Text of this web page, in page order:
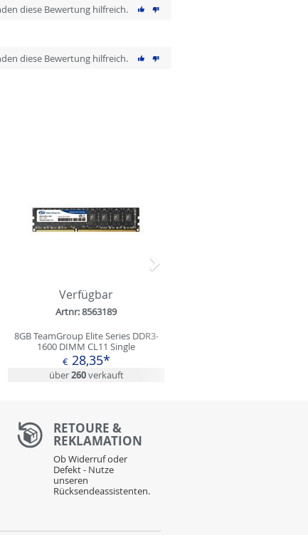
diese Bewertung hilfreich.
diese Bewertung hilfreich.
Verfügbar
Artnr: 8563189
8GB TeamGroup Elite Series DDR3-
1600 DIMM CL11 Single
€28,35*
über260verkauft
Nächstes
RETOURE &
REKLAMATION
Ob Widerruf oder
Defekt - Nutze
unseren
Rücksendeassistenten.